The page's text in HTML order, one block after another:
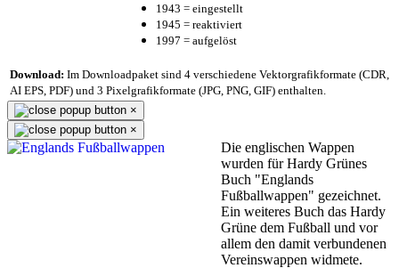
1943 = eingestellt
1945 = reaktiviert
1997 = aufgelöst
Download: Im Downloadpaket sind 4 verschiedene Vektorgrafikformate (CDR,
AI EPS, PDF) und 3 Pixelgrafikformate (JPG, PNG, GIF) enthalten.
×
×
Die englischen Wappen
wurden für Hardy Grünes
Buch "Englands
Fußballwappen" gezeichnet.
Ein weiteres Buch das Hardy
Grüne dem Fußball und vor
allem den damit verbundenen
Vereinswappen widmete.